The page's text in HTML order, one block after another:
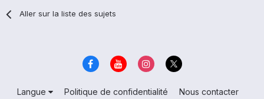
Aller sur la liste des sujets
Langue Politique de confidentialité
Nous contacter